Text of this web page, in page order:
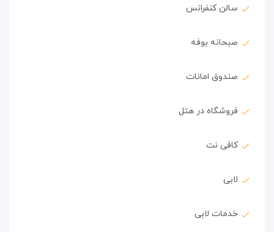
سالن کنفرانس
صبحانه بوفه
صندوق امانات
فروشگاه در هتل
کافی نت
لابی
خدمات لابی